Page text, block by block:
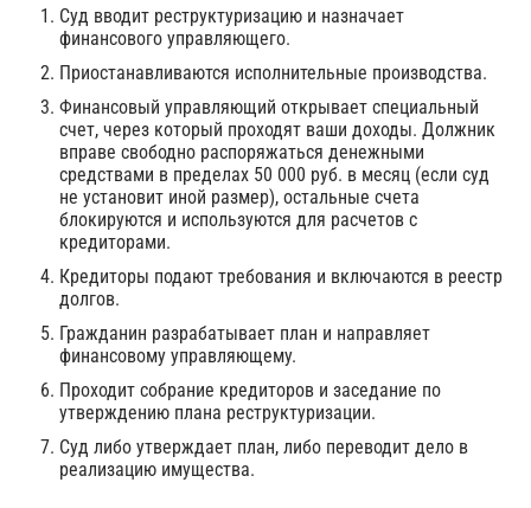
Суд вводит реструктуризацию и назначает
финансового управляющего.
Приостанавливаются исполнительные производства.
Финансовый управляющий открывает специальный
счет, через который проходят ваши доходы. Должник
вправе свободно распоряжаться денежными
средствами в пределах 50 000 руб. в месяц (если суд
не установит иной размер), остальные счета
блокируются и используются для расчетов с
кредиторами.
Кредиторы подают требования и включаются в реестр
долгов.
Гражданин разрабатывает план и направляет
финансовому управляющему.
Проходит собрание кредиторов и заседание по
утверждению плана реструктуризации.
Суд либо утверждает план, либо переводит дело в
реализацию имущества.